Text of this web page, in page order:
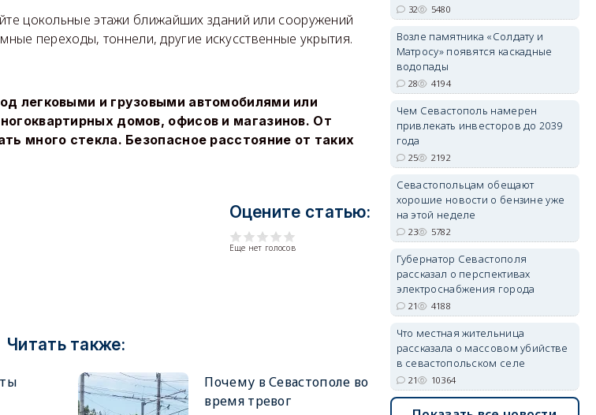
цокольные этажи ближайших зданий или сооружений
переходы, тоннели, другие искусственные укрытия.
легковыми и грузовыми автомобилями или
домов, офисов и магазинов. От
много стекла. Безопасное расстояние от таких
Оцените статью:
Еще нет голосов
Читать также:
Почему в Севастополе во
время тревог
32 5480
Возле памятника «Солдату и
Матросу» появятся каскадные
водопады
28 4194
Чем Севастополь намерен
привлекать инвесторов до 2039
года
25 2192
Севастопольцам обещают
хорошие новости о бензине уже
на этой неделе
23 5782
Губернатор Севастополя
рассказал о перспективах
электроснабжения города
21 4188
Что местная жительница
рассказала о массовом убийстве
в севастопольском селе
21 10364